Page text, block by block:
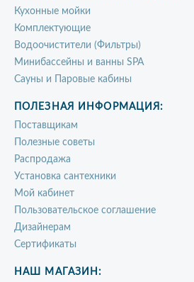
Кухонные мойки
Комплектующие
Водоочистители (Фильтры)
Минибассейны и ванны SPA
Сауны и Паровые кабины
ПОЛЕЗНАЯ ИНФОРМАЦИЯ:
Поставщикам
Полезные советы
Распродажа
Установка сантехники
Мой кабинет
Пользовательское соглашение
Дизайнерам
Сертификаты
НАШ МАГАЗИН: